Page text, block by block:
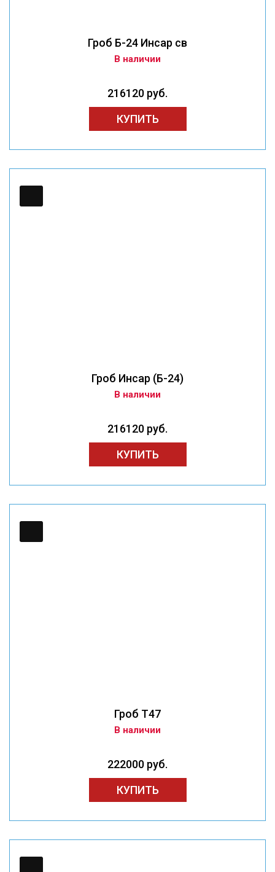
Гроб Б-24 Инсар св
В наличии
216120 руб.
КУПИТЬ
Гроб Инсар (Б-24)
В наличии
216120 руб.
КУПИТЬ
Гроб T47
В наличии
222000 руб.
КУПИТЬ